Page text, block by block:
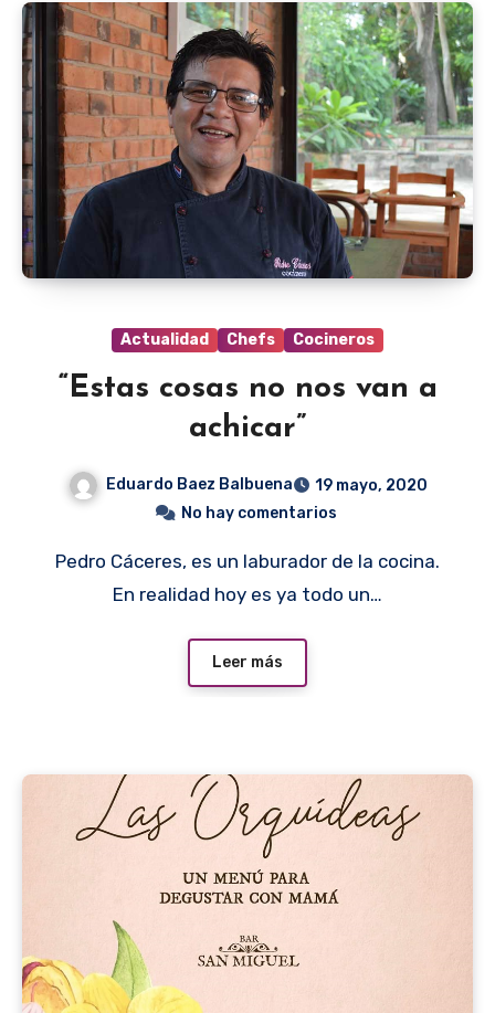
Actualidad Chefs Cocineros
“Estas cosas no nos van a
achicar”
Eduardo Baez Balbuena
19 mayo, 2020
No hay comentarios
Pedro Cáceres, es un laburador de la cocina.
En realidad hoy es ya todo un…
Leer más